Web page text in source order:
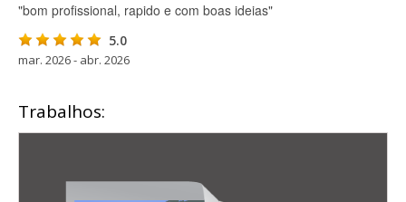
"bom profissional, rapido e com boas ideias"
5.0
mar. 2026 - abr. 2026
Trabalhos: